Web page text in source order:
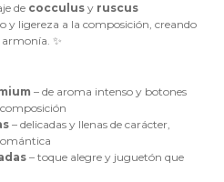
de cocculus y ruscus
y ligereza a la composición, creando
✨
– de aroma intenso y botones
– delicadas y llenas de carácter,
– toque alegre y juguetón que